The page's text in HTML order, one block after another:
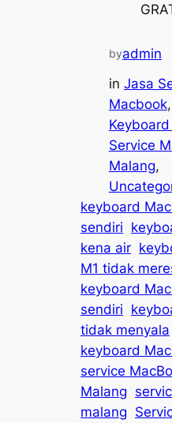
byadmin
in Jasa
Macbook,
Service
Malang
keyboard
sendiri
kena air
M1 tidak
keyboard
sendiri
tidak menyala
keyboard
service
Malang
malang